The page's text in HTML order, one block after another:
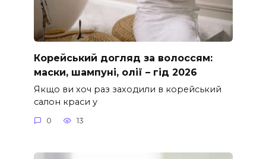
Корейський догляд за волоссям:
маски, шампуні, олії – гід 2026
Якщо ви хоч раз заходили в корейський
салон краси у
0 13